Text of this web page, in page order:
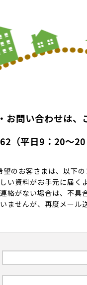
お問い合わせは、
（平日9：20〜
のお客さまは、以下の
い資料がお手元に届く
がない場合は、不具
ませんが、再度メール